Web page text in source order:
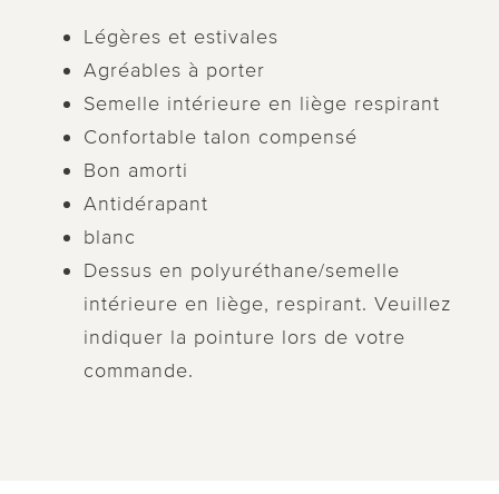
Légères et estivales
Agréables à porter
Semelle intérieure en liège respirant
Confortable talon compensé
Bon amorti
Antidérapant
blanc
Dessus en polyuréthane/semelle
intérieure en liège, respirant. Veuillez
indiquer la pointure lors de votre
commande.